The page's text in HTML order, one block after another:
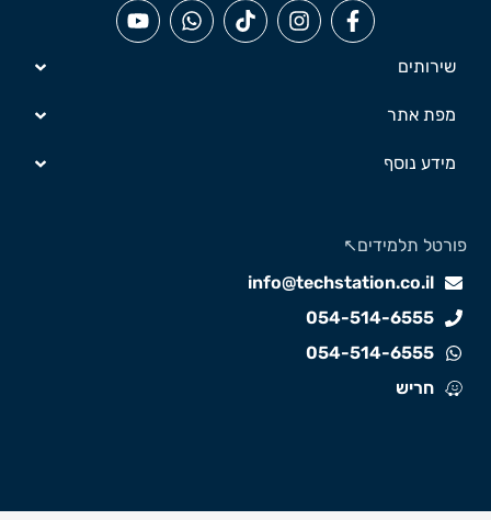
שירותים
מפת אתר
מידע נוסף
info@techstation.co.il
054-514-6555
054-514-6555
חריש
פורטל תלמידים↖️